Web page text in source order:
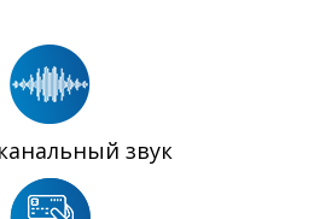
звук